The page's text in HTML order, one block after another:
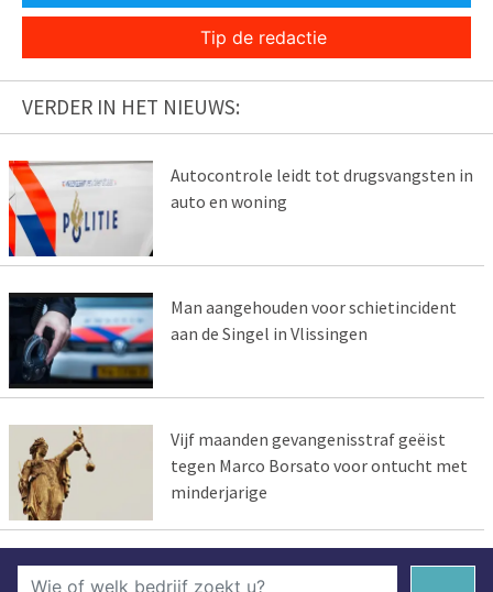
Tip de redactie
VERDER IN HET NIEUWS:
Autocontrole leidt tot drugsvangsten in
auto en woning
Man aangehouden voor schietincident
aan de Singel in Vlissingen
Vijf maanden gevangenisstraf geëist
tegen Marco Borsato voor ontucht met
minderjarige